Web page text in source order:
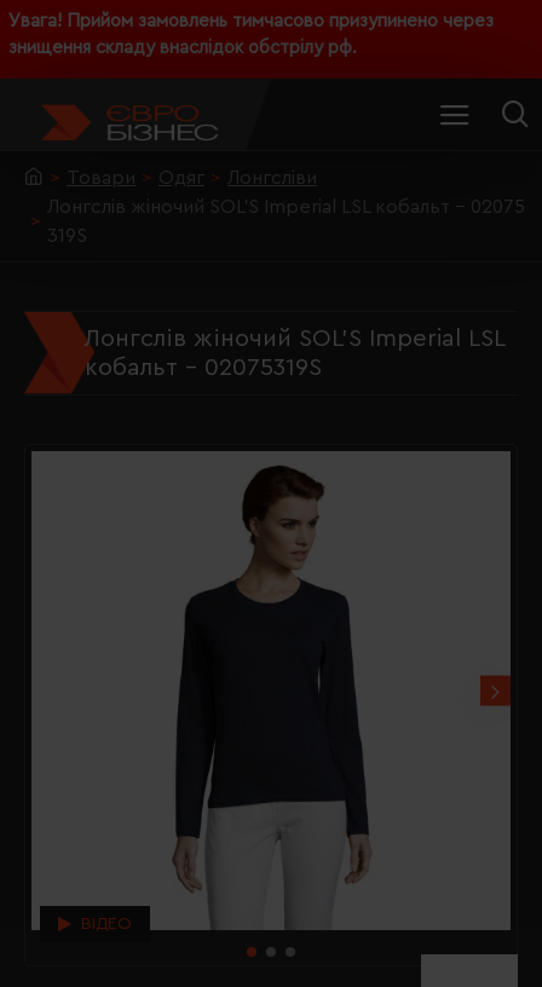
Увага! Прийом замовлень тимчасово призупинено через
знищення складу внаслідок обстрілу рф.
Товари Одяг
Лонгсліви
Лонгслів жіночий SOL'S Imperial LSL кобальт - 02075
319S
Лонгслів жіночий SOL'S Imperial LSL
кобальт - 02075319S
ВІДЕО